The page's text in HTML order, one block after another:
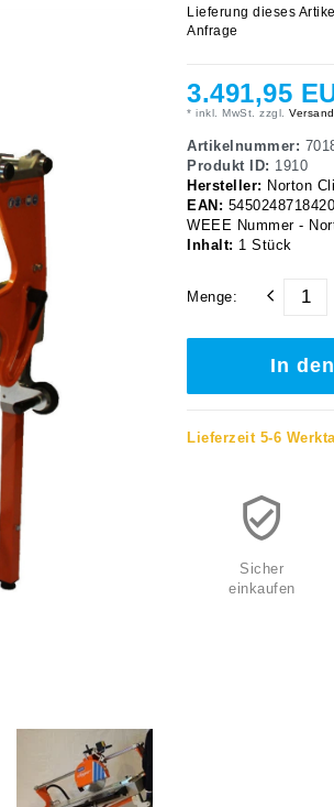
Lieferung dieses
Anfrage
3.491,95
* inkl. MwSt. zzgl.
Artikelnummer:
Produkt ID: 1910
Hersteller: Norton
EAN: 5450248718420
WEEE Nummer -
Inhalt: 1 Stück
Menge:
In
Lieferzeit 5-6
Sicher
einkaufen